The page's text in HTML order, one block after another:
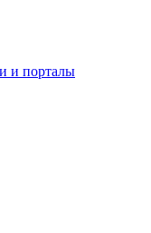
и порталы